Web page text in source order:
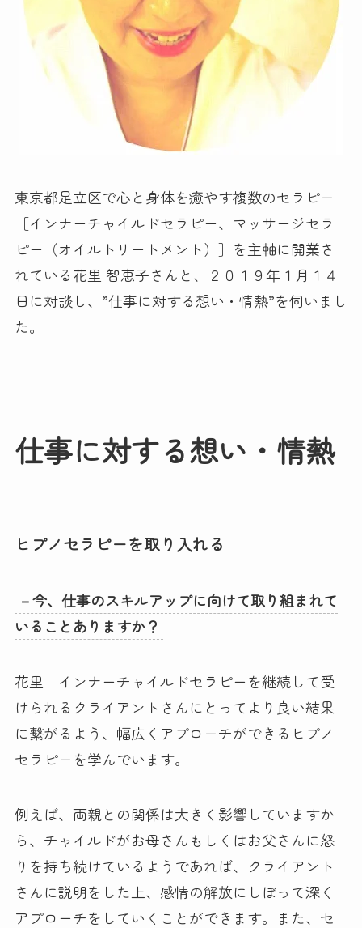
東京都足立区で心と身体を癒やす複数のセラピー
［インナーチャイルドセラピー、マッサージセラ
ピー（オイルトリートメント）］を主軸に開業さ
れている花里 智恵子さんと、２０１９年１月１４
日に対談し、”仕事に対する想い・情熱”を伺いまし
た。
仕事に対する想い・情熱
ヒプノセラピーを取り入れる
－今、仕事のスキルアップに向けて取り組まれて
いることありますか？
花里 インナーチャイルドセラピーを継続して受
けられるクライアントさんにとってより良い結果
に繋がるよう、幅広くアプローチができるヒプノ
セラピーを学んでいます。
例えば、両親との関係は大きく影響していますか
ら、チャイルドがお母さんもしくはお父さんに怒
りを持ち続けているようであれば、クライアント
さんに説明をした上、感情の解放にしぼって深く
アプローチをしていくことができます。また、セ